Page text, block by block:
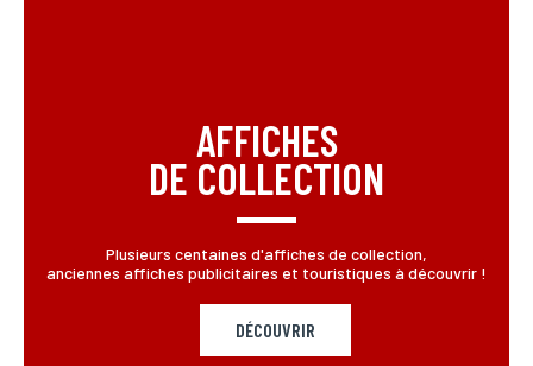
AFFICHES
DE COLLECTION
Plusieurs centaines d'affiches de collection,
anciennes affiches publicitaires et touristiques à découvrir !
DÉCOUVRIR